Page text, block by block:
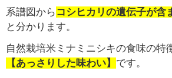
系譜図から コシヒカリの遺伝子が含
と分かります。
自然栽培米ミナミニシキの食味の特
【あっさりした味わい】 です。